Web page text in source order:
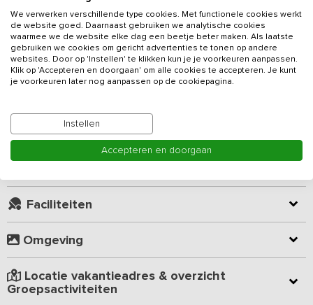
Op ca. 2 kilometer van het Wad ligt ditvakantieadres voor 30
personen voorzien van 6 slaapkamers. Tijdens de verbouwing van
de gezellige en knusse schuur zijn zoveel mogelijk de oude
elementen intact gebleven. Hierdoor is er een unieke balans
ontstaan tussen een ouderwetse kampeerboerderij en een
In de grote groepsruimte vind je een nostalgische keuken met 5-
pits fornuis, koelkast en afwasmachine. Aan de andere kant kun je
stalmaterialen. Ook zijn er leuke zitjes gerealiseerd, net als grote
boeren stamtafels waaraan je gezellig kunt eten, kaarten of
kletsen.
Buiten bevinden zich het terras en de speelweiden (met volleybal-
het groepsverblijf kun je een leuk spel gaan spelen, een vlot
bouwen of Jeu de boulen. Bij de accommodatie hoort een grote
barbecue. Ook is er een kampvuurplek waar je ‘s avonds gezellig
Kamer indeling
Faciliteiten
Omgeving
Locatie vakantieadres & overzicht
Groepsactiviteiten
We verwerken verschillende type cookies. Met functionele cookies werkt
de website goed. Daarnaast gebruiken we analytische cookies
waarmee we de website elke dag een beetje beter maken. Als laatste
gebruiken we cookies om gericht advertenties te tonen op andere
websites. Door op 'Instellen' te klikken kun je je voorkeuren aanpassen.
Klik op 'Accepteren en doorgaan' om alle cookies te accepteren. Je kunt
je voorkeuren later nog aanpassen op de cookiepagina.
Instellen
Accepteren en doorgaan